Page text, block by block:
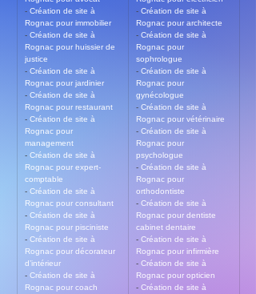
- Création de site à
Rognac pour immobilier
- Création de site à
Rognac pour huissier de
justice
- Création de site à
Rognac pour jardinier
- Création de site à
Rognac pour restaurant
- Création de site à
Rognac pour
management
- Création de site à
Rognac pour expert-
comptable
- Création de site à
Rognac pour consultant
- Création de site à
Rognac pour pisciniste
- Création de site à
Rognac pour décorateur
d’intérieur
- Création de site à
Rognac pour coach
- Création de site à
Rognac pour architecte
- Création de site à
Rognac pour
sophrologue
- Création de site à
Rognac pour
gynécologue
- Création de site à
Rognac pour vétérinaire
- Création de site à
Rognac pour
psychologue
- Création de site à
Rognac pour
orthodontiste
- Création de site à
Rognac pour dentiste
cabinet dentaire
- Création de site à
Rognac pour infirmière
- Création de site à
Rognac pour opticien
- Création de site à